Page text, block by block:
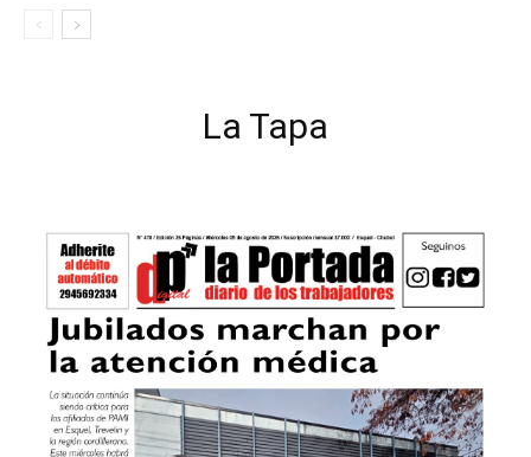
La Tapa